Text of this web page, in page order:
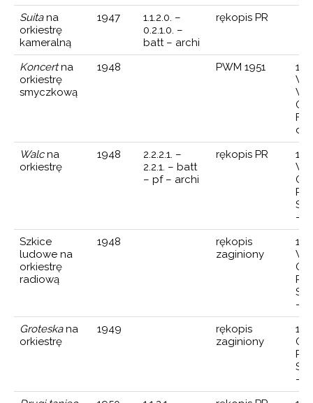
Suitana
orkiestrę
kameralną
1947
1.1.2.0. –
0.2.1.0. –
batt – archi
rękopis PR
Koncertna
orkiestrę
smyczkową
1948 PWM 1951
18
Walcna
orkiestrę
1948
2.2.2.1. –
2.2.1. – batt
– pf – archi
rękopis PR
15
—
Szkice
ludowe na
orkiestrę
radiową
1948
rękopis
zaginiony
15
—
Groteskana
orkiestrę
1949
rękopis
zaginiony
—